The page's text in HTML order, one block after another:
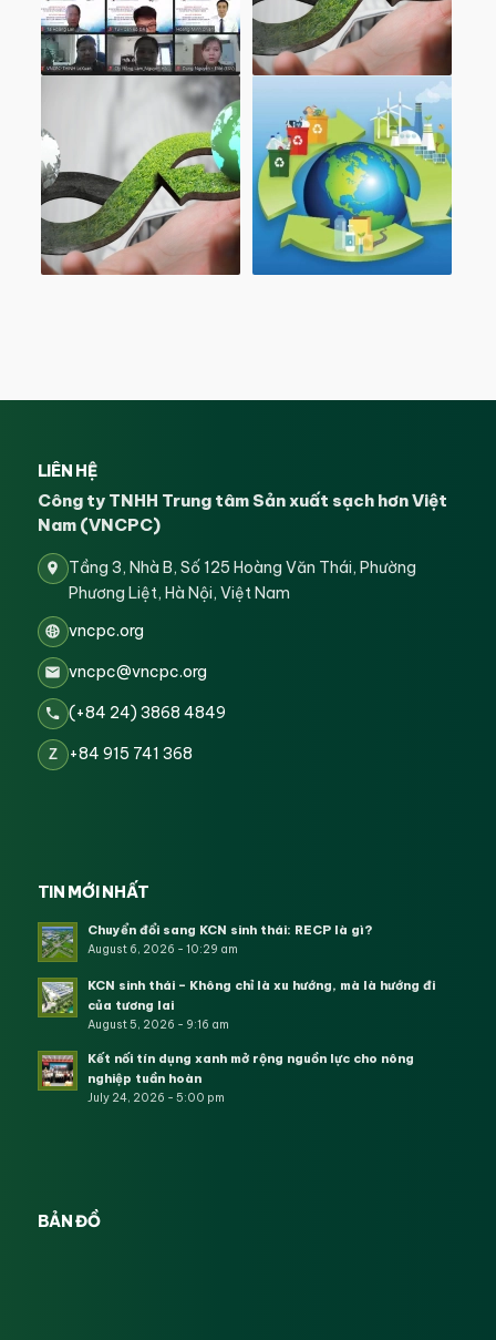
LIÊN HỆ
Công ty TNHH Trung tâm Sản xuất sạch hơn Việt
Nam (VNCPC)
Tầng 3, Nhà B, Số 125 Hoàng Văn Thái, Phường
Phương Liệt, Hà Nội, Việt Nam
vncpc.org
vncpc@vncpc.org
(+84 24) 3868 4849
Z +84 915 741 368
TIN MỚI NHẤT
Chuyển đổi sang KCN sinh thái: RECP là gì?
August 6, 2026 - 10:29 am
KCN sinh thái – Không chỉ là xu hướng, mà là hướng đi
của tương lai
August 5, 2026 - 9:16 am
Kết nối tín dụng xanh mở rộng nguồn lực cho nông
nghiệp tuần hoàn
July 24, 2026 - 5:00 pm
BẢN ĐỒ